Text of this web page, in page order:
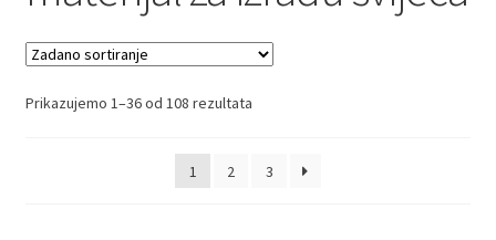
Prikazujemo 1–36 od 108 rezultata
1 2 3